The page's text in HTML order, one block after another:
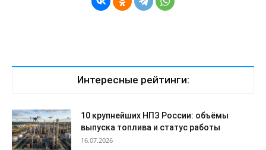
Интересные рейтинги:
10 крупнейших НПЗ России: объёмы
выпуска топлива и статус работы
16.07.2026